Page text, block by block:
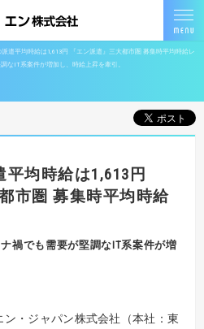
派遣平均時給は1,613円 『エン派遣』三大都市圏 募集時平均時給レ
なIT系案件が増加し、時給上昇を牽引。
平均時給は1,613円
市圏 募集時平均時給
ナ禍でも需要が堅調なIT系案件が増
ン・ジャパン株式会社（本社：東